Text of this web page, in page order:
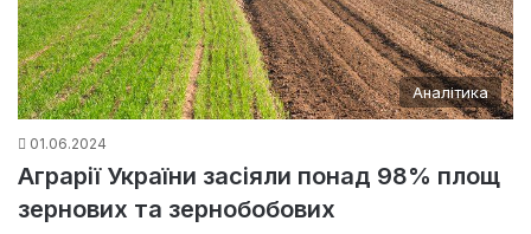
Аналітика
01.06.2024
Аграрії України засіяли понад 98% площ
зернових та зернобобових